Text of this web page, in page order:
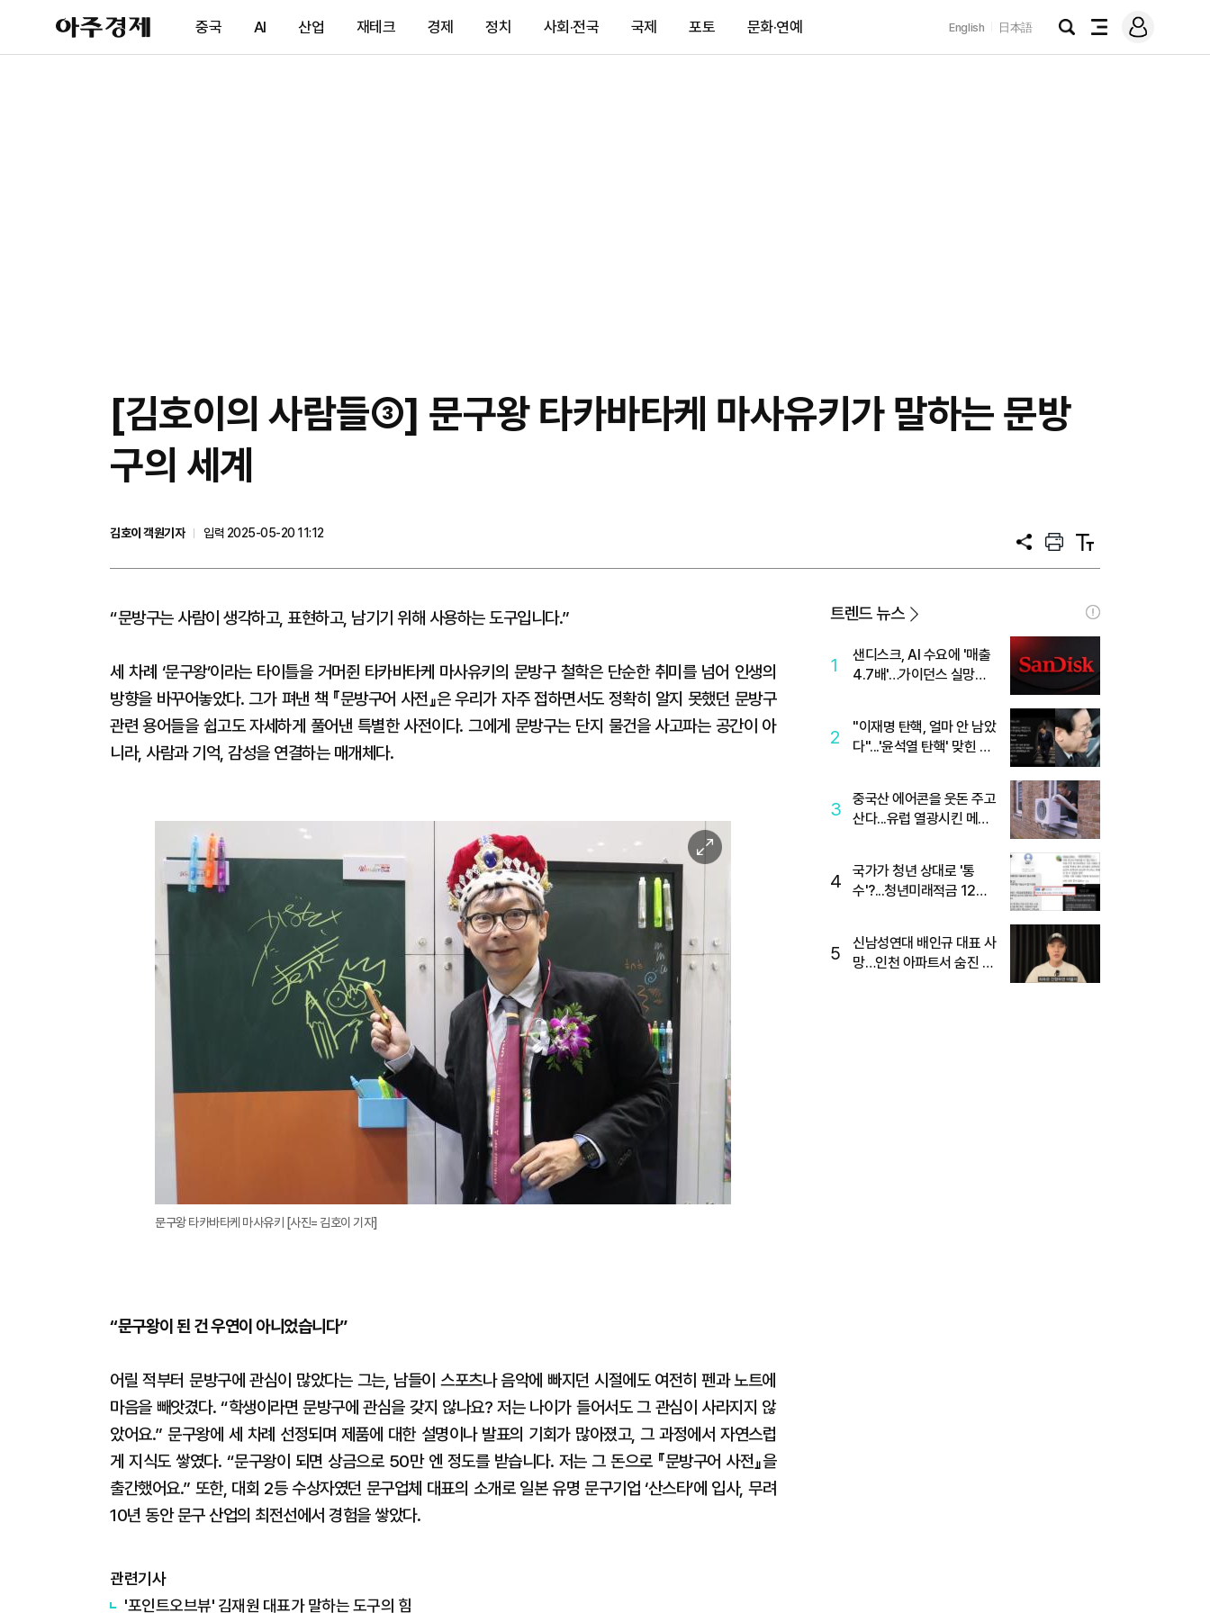
아
주
제
중국 AI 산업 재테크 경제 정치 사회·전국 국제 포토 문화·연예 English 日本語
검
전
메
그
[김호이의 사람들③] 문구왕 타카바타케 마사유키가 말하는 문방
구의 세계
김호이 객원기자
입력 2025-05-20 11:12
공
프
트
텍
트
“문방구는 사람이 생각하고, 표현하고, 남기기 위해 사용하는 도구입니다.”
세 차례 ‘문구왕’이라는 타이틀을 거머쥔 타카바타케 마사유키의 문방구 철학은 단순한 취미를 넘어 인생의
방향을 바꾸어놓았다. 그가 펴낸 책 『문방구어 사전』은 우리가 자주 접하면서도 정확히 알지 못했던 문방구
관련 용어들을 쉽고도 자세하게 풀어낸 특별한 사전이다. 그에게 문방구는 단지 물건을 사고파는 공간이 아
니라, 사람과 기억, 감성을 연결하는 매개체다.
이
미
대
문구왕 타카바타케 마사유키 [사진= 김호이 기자]
“문구왕이 된 건 우연이 아니었습니다”
어릴 적부터 문방구에 관심이 많았다는 그는, 남들이 스포츠나 음악에 빠지던 시절에도 여전히 펜과 노트에
마음을 빼앗겼다. “학생이라면 문방구에 관심을 갖지 않나요? 저는 나이가 들어서도 그 관심이 사라지지 않
았어요.” 문구왕에 세 차례 선정되며 제품에 대한 설명이나 발표의 기회가 많아졌고, 그 과정에서 자연스럽
게 지식도 쌓였다. “문구왕이 되면 상금으로 50만 엔 정도를 받습니다. 저는 그 돈으로 『문방구어 사전』을
출간했어요.” 또한, 대회 2등 수상자였던 문구업체 대표의 소개로 일본 유명 문구기업 ‘산스타’에 입사, 무려
10년 동안 문구 산업의 최전선에서 경험을 쌓았다.
관련기사
'포인트오브뷰' 김재원 대표가 말하는 도구의 힘
트렌드 뉴스
1
샌디스크, AI 수요에 '매출
4.7배'…가이던스 실망에
2
"이재명 탄핵, 얼마 안 남았
다"...'윤석열 탄핵' 맞힌 무
3
중국산 에어콘을 웃돈 주고
산다...유럽 열광시킨 메이
4
국가가 청년 상대로 '통
수'?...청년미래적금 12%
5
신남성연대 배인규 대표 사
망…인천 아파트서 숨진 채